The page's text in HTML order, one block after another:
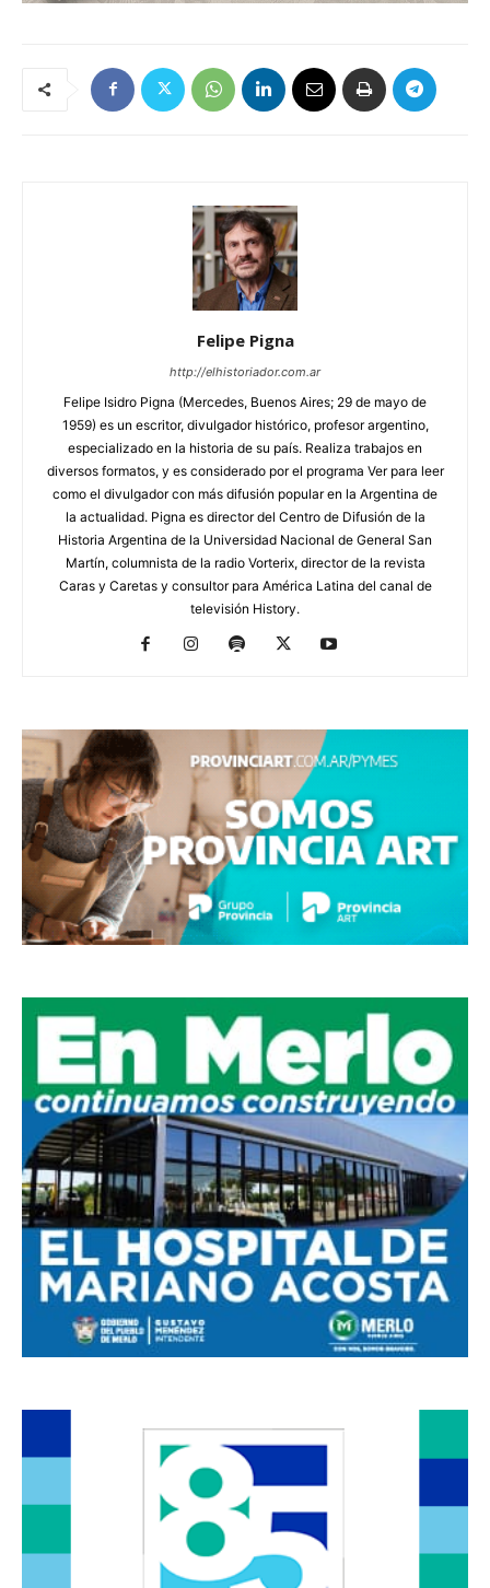
Felipe Pigna
http://elhistoriador.com.ar
Felipe Isidro Pigna (Mercedes, Buenos Aires; 29 de mayo de
1959) es un escritor, divulgador histórico, profesor argentino,
especializado en la historia de su país. Realiza trabajos en
diversos formatos, y es considerado por el programa Ver para leer
como el divulgador con más difusión popular en la Argentina de
la actualidad. Pigna es director del Centro de Difusión de la
Historia Argentina de la Universidad Nacional de General San
Martín, columnista de la radio Vorterix, director de la revista
Caras y Caretas y consultor para América Latina del canal de
televisión History.